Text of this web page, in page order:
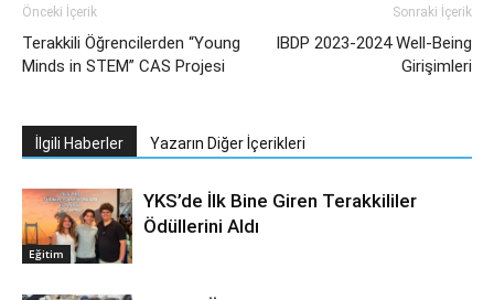
Önceki İçerik
Terakkili Öğrencilerden “Young
Minds in STEM” CAS Projesi
Sonraki İçerik
IBDP 2023-2024 Well-Being
Girişimleri
İlgili Haberler Yazarın Diğer İçerikleri
Eğitim
YKS’de İlk Bine Giren Terakkililer
Ödüllerini Aldı